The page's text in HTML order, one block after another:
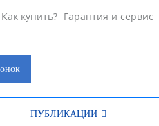
Как купить? Гарантия и сервис
ПУБЛИКАЦИИ